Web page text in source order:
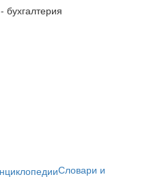
- бухгалтерия
Словари и